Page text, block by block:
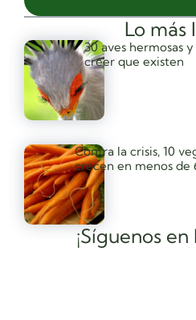
¡Síguenos
Lo más
30 aves hermosas
creer que existen
Contra la crisis, 10
crecen en menos de